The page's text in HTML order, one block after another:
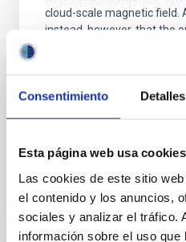
Consentimiento Detalles
Esta página web usa cookies
Las cookies de este sitio
el contenido y los anuncios,
sociales y analizar el tráfico.
información sobre el uso que
cloud-scale magnetic field.
instead, however, that the
their angular momentum
Yin, Sean et al.
Fecha de publicación: 5
NÚMERO DE CITAS 0